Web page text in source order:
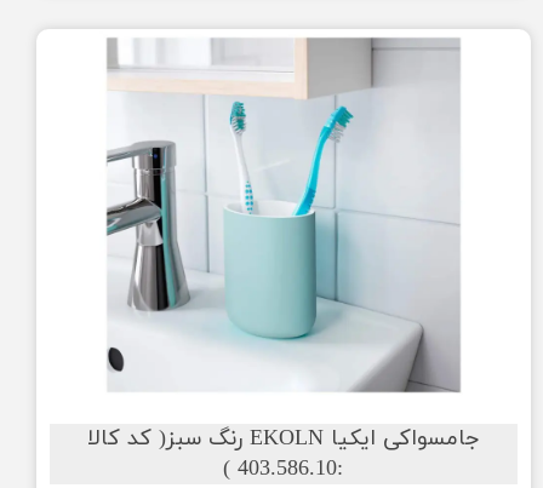
جامسواکی ایکیا EKOLN رنگ سبز( کد کالا
:403.586.10 )